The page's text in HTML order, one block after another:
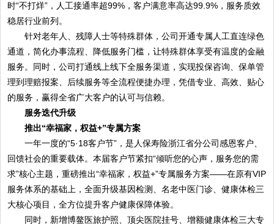
时“不打烊”，人工接通率超99%，客户满意率高达99.9%，服务质效
稳居行业前列。
针对老年人、残障人士等特殊群体，公司开通专属人工直连绿色
通道，简化办事流程、降低服务门槛，让特殊群体享受有温度的金融
服务。同时，公司打通线上线下全服务渠道，实现投保咨询、保单管
理到理赔报案、后续服务等全流程便捷办理，凭借专业、高效、贴心
的服务，赢得全省广大客户的认可与信赖。
服务迭代升级
推出“幸福家，权益+”专属方案
一年一度的“5·18客户节”，是人保寿险浙江省分公司感恩客户、
回馈社会的重要载体。本届客户节紧扣“倾听您的心声，服务您的需
求”核心主题，重磅推出“幸福家，权益+”专属服务方案——在原有VIP
服务体系的基础上，全面升级基因检测、名老中医门诊、健康体检三
大核心项目，全方位提升客户健康保障体验。
同时，新增博鳌医旅护照、顶尖医院挂号、增额健康体检三大专